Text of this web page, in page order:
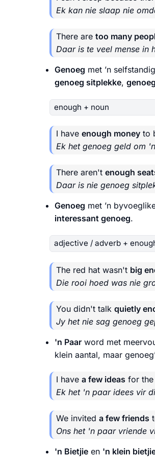
Ek kan nie slaap nie
There are too many
Daar is te veel mense in
Genoeg met ’n
genoeg sitplekke,
enough + noun
I have enough money to
Ek het genoeg geld om
There aren't enough
Daar is nie genoeg
Genoeg met ’n
interessant genoeg.
adjective / adverb +
The red hat wasn't big
Die rooi hoed was nie
You didn't talk quietly
Jy het nie sag genoeg
'n Paar word met
klein aantal, maar
I have a few ideas for
Ek het 'n paar idees vir
We invited a few friends
Ons het 'n paar vriende
'n Bietjie en 'n klein